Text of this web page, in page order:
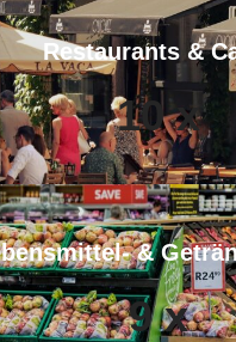
Restaurants &
10 x
&
9 x